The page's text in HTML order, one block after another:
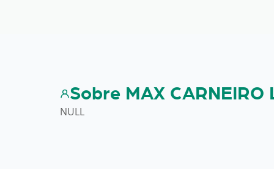
Sobre MAX CARNEIRO
NULL